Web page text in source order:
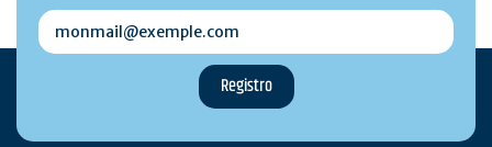
monmail@exemple.com